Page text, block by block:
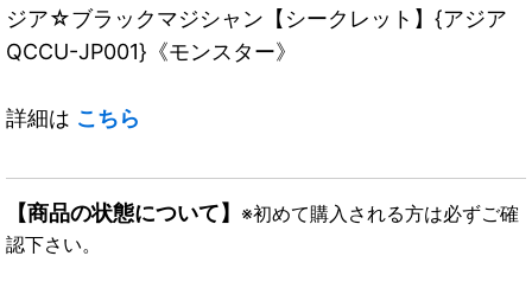
ジア☆ブラックマジシャン【シークレット】{アジア
QCCU-JP001}《モンスター》
詳細は こちら
【商品の状態について】 ※初めて購入される方は必ずご確
認下さい。